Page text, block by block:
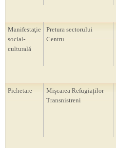
Manifestaţie
social-
culturală
Pretura sectorului
Centru
Pichetare
Mișcarea Refugiaților
Transnistreni